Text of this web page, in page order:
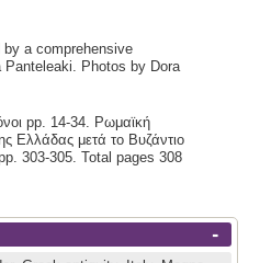
a comprehensive
Photos by Dora
pp. 14-34. Ρωμαϊκή
Ελλάδας μετά το Βυζάντιο
303-305. Total pages 308
-